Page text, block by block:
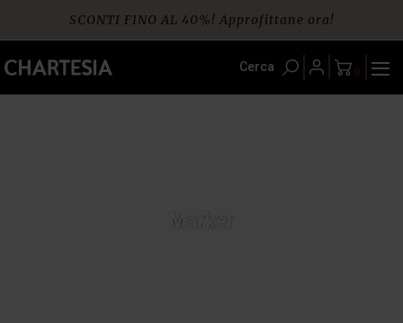
content
SCONTI FINO AL 40%! Approfittane ora!
Spedizione gratuita per ordini da € 60
Cerca 0